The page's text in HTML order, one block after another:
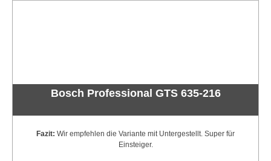
Bosch Professional GTS 635-216
Fazit: Wir empfehlen die Variante mit Untergestellt. Super für
Einsteiger.